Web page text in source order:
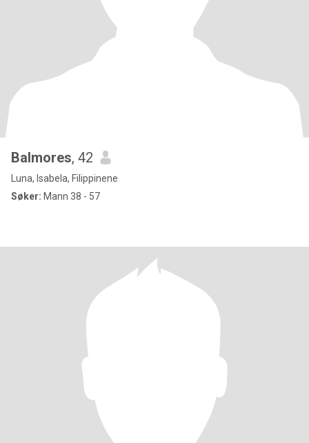
Balmores, 42
Luna, Isabela, Filippinene
Søker: Mann 38 - 57